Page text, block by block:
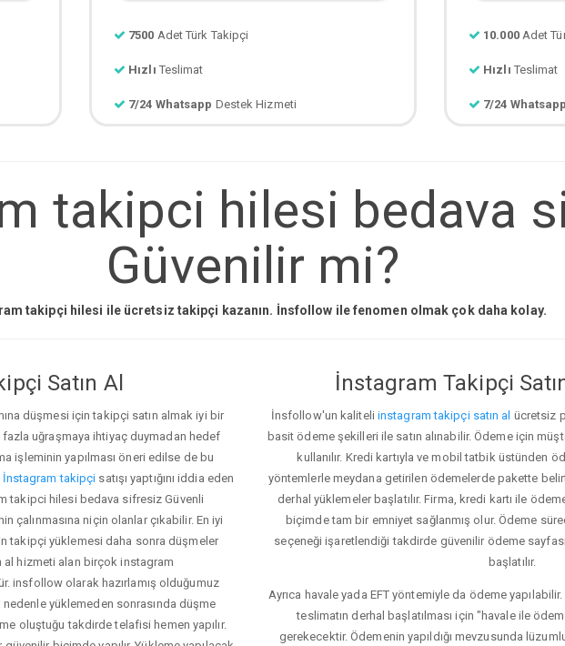
7500 Adet Türk Takipçi
Hızlı Teslimat
7/24 Whatsapp Destek Hizmeti
10.000 Adet
Hızlı Teslimat
7/24 Whatsapp
takipci hilesi bedava
Güvenilir mi?
takipçi hilesi ile ücretsiz takipçi kazanın. İnsfollow ile fenomen olmak çok daha kolay.
Satın Al
düşmesi için takipçi satın almak iyi bir
uğraşmaya ihtiyaç duymadan hedef
işleminin yapılması öneri edilse de bu
İnstagram takipçi satışı yaptığını iddia eden
takipci hilesi bedava sifresiz Güvenli
çalınmasına niçin olanlar çıkabilir. En iyi
takipçi yüklemesi daha sonra düşmeler
al hizmeti alan birçok instagram
insfollow olarak hazırlamış olduğumuz
yüklemeden sonrasında düşme
oluştuğu takdirde telafisi hemen yapılır.
İnstagram Takipçi
İnsfollow'un kaliteli instagram takipçi satın al ücretsiz
basit ödeme şekilleri ile satın alınabilir. Ödeme için
kullanılır. Kredi kartıyla ve mobil tatbik üstünden
yöntemlerle meydana getirilen ödemelerde pakette
derhal yüklemeler başlatılır. Firma, kredi kartı ile
biçimde tam bir emniyet sağlanmış olur. Ödeme
seçeneği işaretlendiği takdirde güvenilir ödeme
başlatılır.
Ayrıca havale yada EFT yöntemiyle da ödeme
teslimatın derhal başlatılması için "havale ile
gerekecektir. Ödemenin yapıldığı mevzusunda